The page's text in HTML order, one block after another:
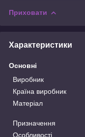
Приховати
Характеристики
Основні
Виробник
Країна виробник
Матеріал
Призначення
Особливості